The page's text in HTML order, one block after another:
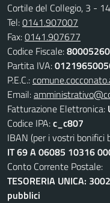
Cortile del Collegio, 3 -
Tel:0141.907007
Fax:0141.907677
Codice Fiscale:
Partita IVA:
P.E.C.:
Email:
Fatturazione Elettronica:
Codice IPA:c_c807
IBAN (per i vostri bonifici
IT 69 A 06085 10316
Conto Corrente Postale:
TESORERIA UNICA:
pubblici